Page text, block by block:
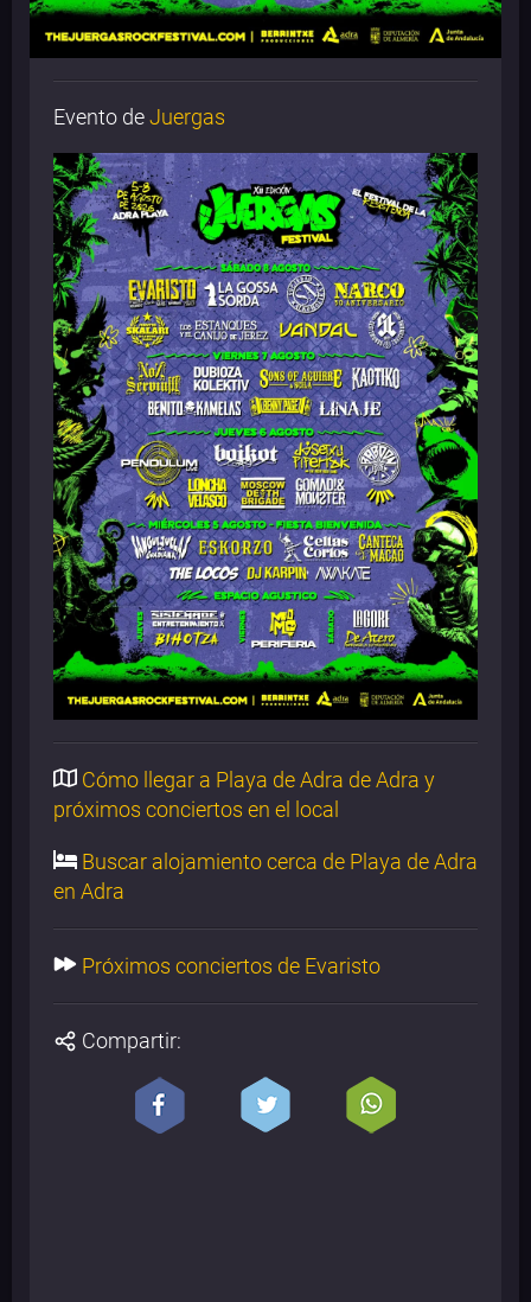
Evento deJuergas
Cómo llegar a Playa de Adra de Adra y
próximos conciertos en el local
Buscar alojamiento cerca de Playa de Adra
en Adra
Próximos conciertos de Evaristo
Compartir: